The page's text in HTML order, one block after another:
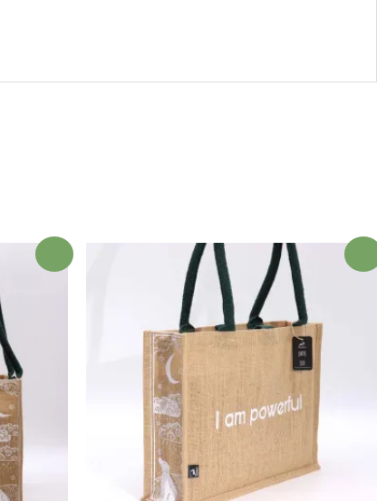
¡Oferta!